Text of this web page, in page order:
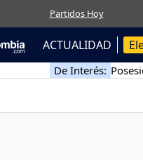
Partidos Hoy
ACTUALIDAD
De Interés: